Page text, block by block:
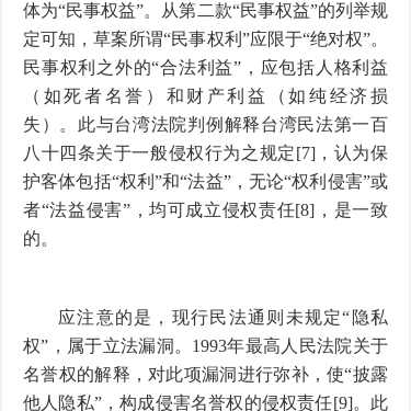
体为“民事权益”。从第二款“民事权益”的列举规
定可知，草案所谓“民事权利”应限于“绝对权”。
民事权利之外的“合法利益”，应包括人格利益
（如死者名誉）和财产利益（如纯经济损
失）。此与台湾法院判例解释台湾民法第一百
八十四条关于一般侵权行为之规定[7]，认为保
护客体包括“权利”和“法益”，无论“权利侵害”或
者“法益侵害”，均可成立侵权责任[8]，是一致
的。
应注意的是，现行民法通则未规定“隐私
权”，属于立法漏洞。1993年最高人民法院关于
名誉权的解释，对此项漏洞进行弥补，使“披露
他人隐私”，构成侵害名誉权的侵权责任[9]。此